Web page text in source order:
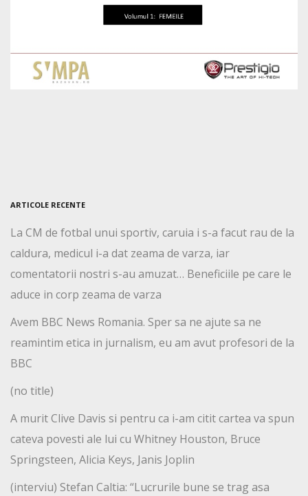
ARTICOLE RECENTE
La CM de fotbal unui sportiv, caruia i s-a facut rau de la
caldura, medicul i-a dat zeama de varza, iar
comentatorii nostri s-au amuzat… Beneficiile pe care le
aduce in corp zeama de varza
Avem BBC News Romania. Sper sa ne ajute sa ne
reamintim etica in jurnalism, eu am avut profesori de la
BBC
(no title)
A murit Clive Davis si pentru ca i-am citit cartea va spun
cateva povesti ale lui cu Whitney Houston, Bruce
Springsteen, Alicia Keys, Janis Joplin
(interviu) Stefan Caltia: “Lucrurile bune se trag asa